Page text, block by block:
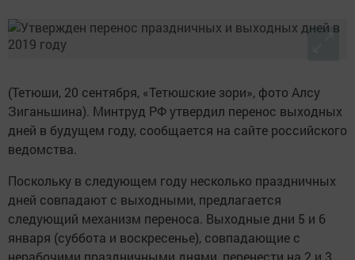
(Тетюши, 20 сентября, «Тетюшские зори», фото Алсу
Зиганьшина). Минтруд РФ утвердил перенос выходных
дней в будущем году, сообщается на сайте российского
ведомства.
Поскольку в следующем году несколько праздничных
дней совпадают с выходными, предлагается
следующий механизм переноса. Выходные дни 5 и 6
января (суббота и воскресенье), совпадающие с